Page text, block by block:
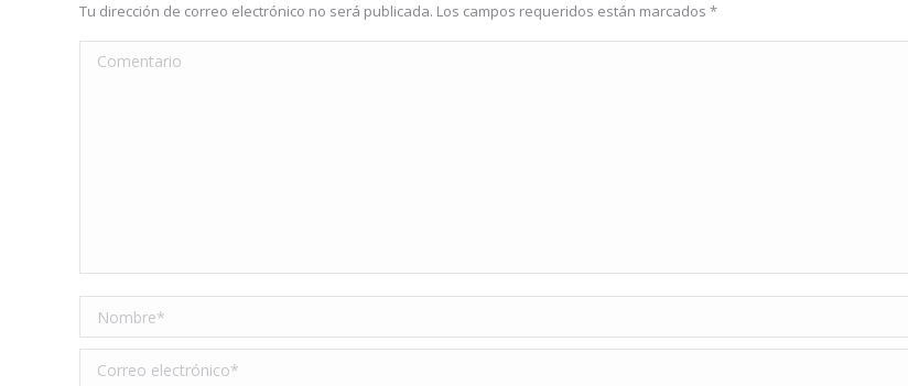
Tu dirección de correo electrónico no será publicada. Los campos requeridos están marcados *
Comentario
Nombre *
Correo electrónico *